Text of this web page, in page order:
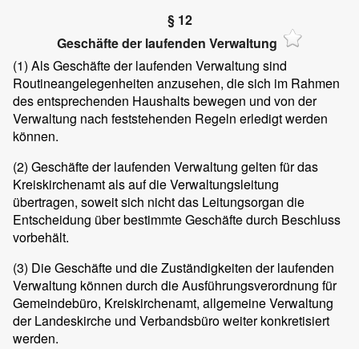
§ 12
Geschäfte der laufenden Verwaltung
(1) Als Geschäfte der laufenden Verwaltung sind
Routineangelegenheiten anzusehen, die sich im Rahmen
des entsprechenden Haushalts bewegen und von der
Verwaltung nach feststehenden Regeln erledigt werden
können.
(2) Geschäfte der laufenden Verwaltung gelten für das
Kreiskirchenamt als auf die Verwaltungsleitung
übertragen, soweit sich nicht das Leitungsorgan die
Entscheidung über bestimmte Geschäfte durch Beschluss
vorbehält.
(3) Die Geschäfte und die Zuständigkeiten der laufenden
Verwaltung können durch die Ausführungsverordnung für
Gemeindebüro, Kreiskirchenamt, allgemeine Verwaltung
der Landeskirche und Verbandsbüro weiter konkretisiert
werden.